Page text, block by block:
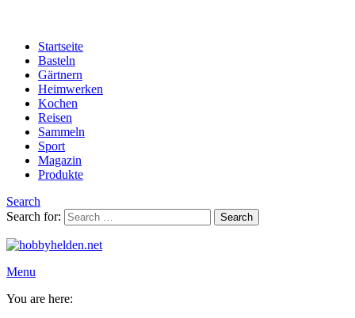
Startseite
Basteln
Gärtnern
Heimwerken
Kochen
Reisen
Sammeln
Sport
Magazin
Produkte
Search
Search for:
Search
Menu
You are here: